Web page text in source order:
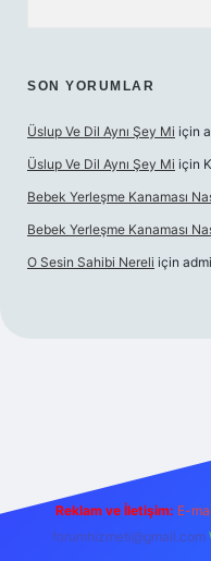
SON YORUMLAR
Üslup Ve Dil Aynı Şey Mi için
Üslup Ve Dil Aynı Şey Mi için
Bebek Yerleşme Kanaması
Bebek Yerleşme Kanaması
O Sesin Sahibi Nereli için
Reklam ve İletişim: E-
forumhizmeti@gmail.com